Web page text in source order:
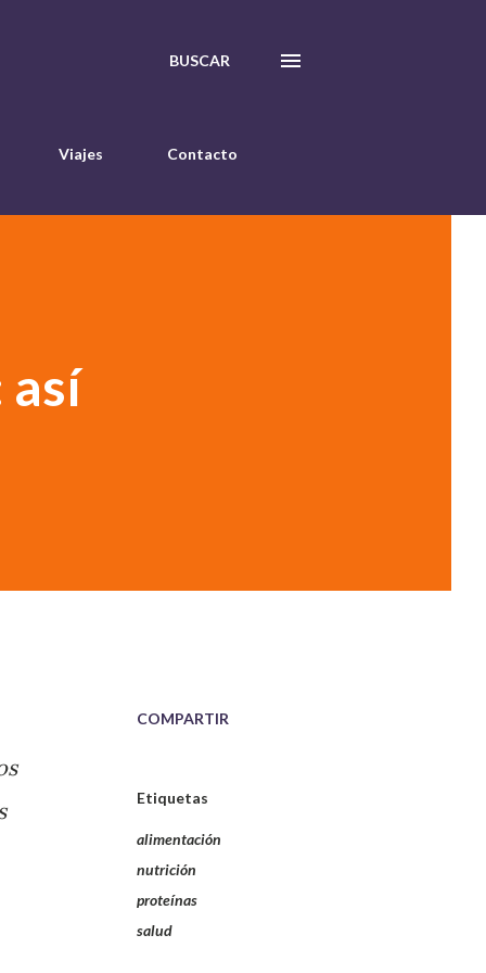
BUSCAR
Viajes Contacto
así
COMPARTIR
Etiquetas
alimentación
nutrición
proteínas
salud